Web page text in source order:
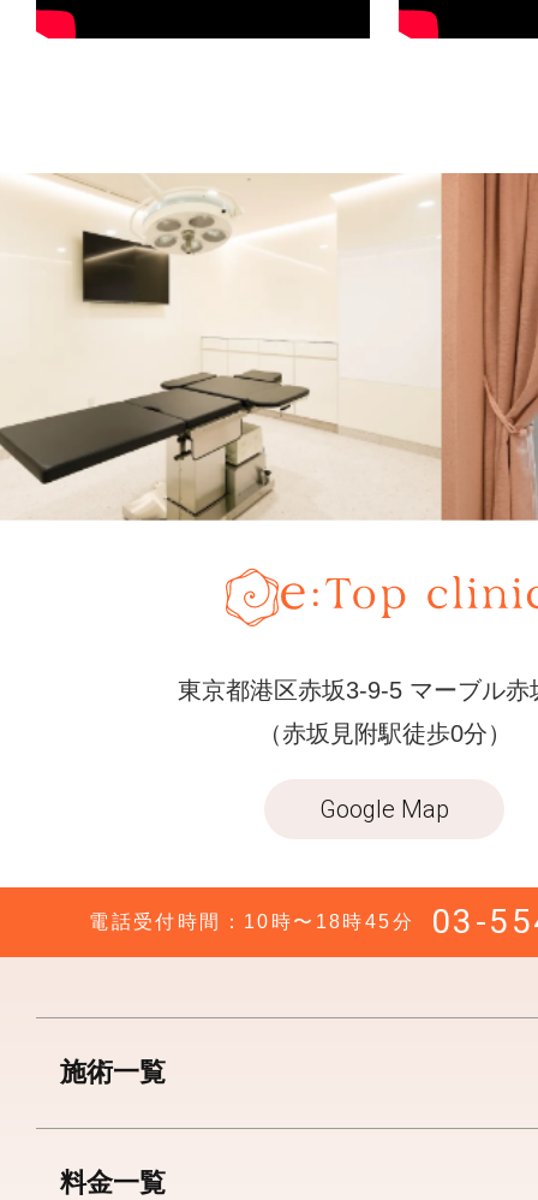
東京都港区赤坂3-9-5 マーブル赤
（赤坂見附駅徒歩0分）
Google Map
電話受付時間：10時〜18時45分 03-
施術一覧
料金一覧